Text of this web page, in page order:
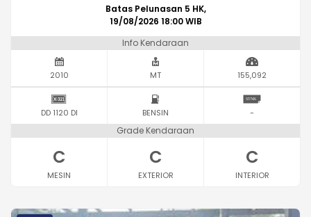
Batas Pelunasan 5 HK,
19/08/2026 18:00 WIB
Info Kendaraan
2010 MT 155,092
DD 1120 DI BENSIN -
Grade Kendaraan
C
MESIN
C
EXTERIOR
C
INTERIOR